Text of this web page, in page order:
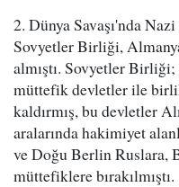
2. Dünya Savaşı'nda
Sovyetler Birliği,
almıştı. Sovyetler
müttefik devletler ile
kaldırmış, bu devletler
aralarında hakimiyet
ve Doğu Berlin Ruslara,
müttefiklere bırakılmıştı.